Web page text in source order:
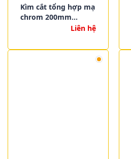
Kìm cắt tổng hợp mạ
chrom 200mm
Knipex 03 05 200Liên hệ